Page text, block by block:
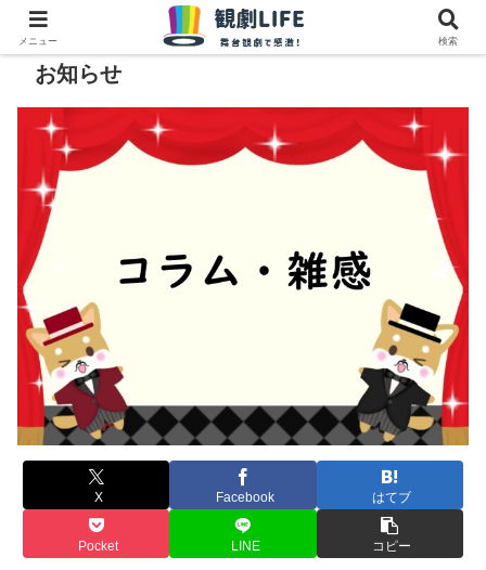
お知らせ
X Facebook はてブ
Pocket LINE コピー
メニュー 検索